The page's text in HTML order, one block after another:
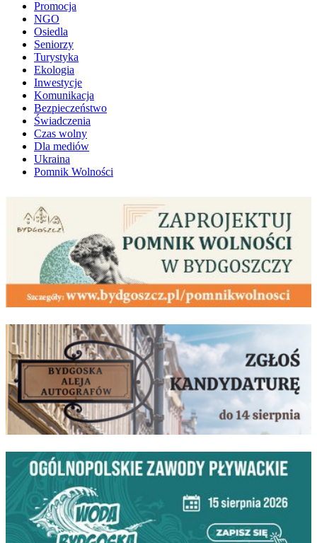
Promocja
NGO
Osiedla
Seniorzy
Turystyka
Ekologia
Inwestycje
Komunikacja
Bezpieczeństwo
Świadczenia
Czas wolny
Dla mediów
Ukraina
Pomnik Wolności